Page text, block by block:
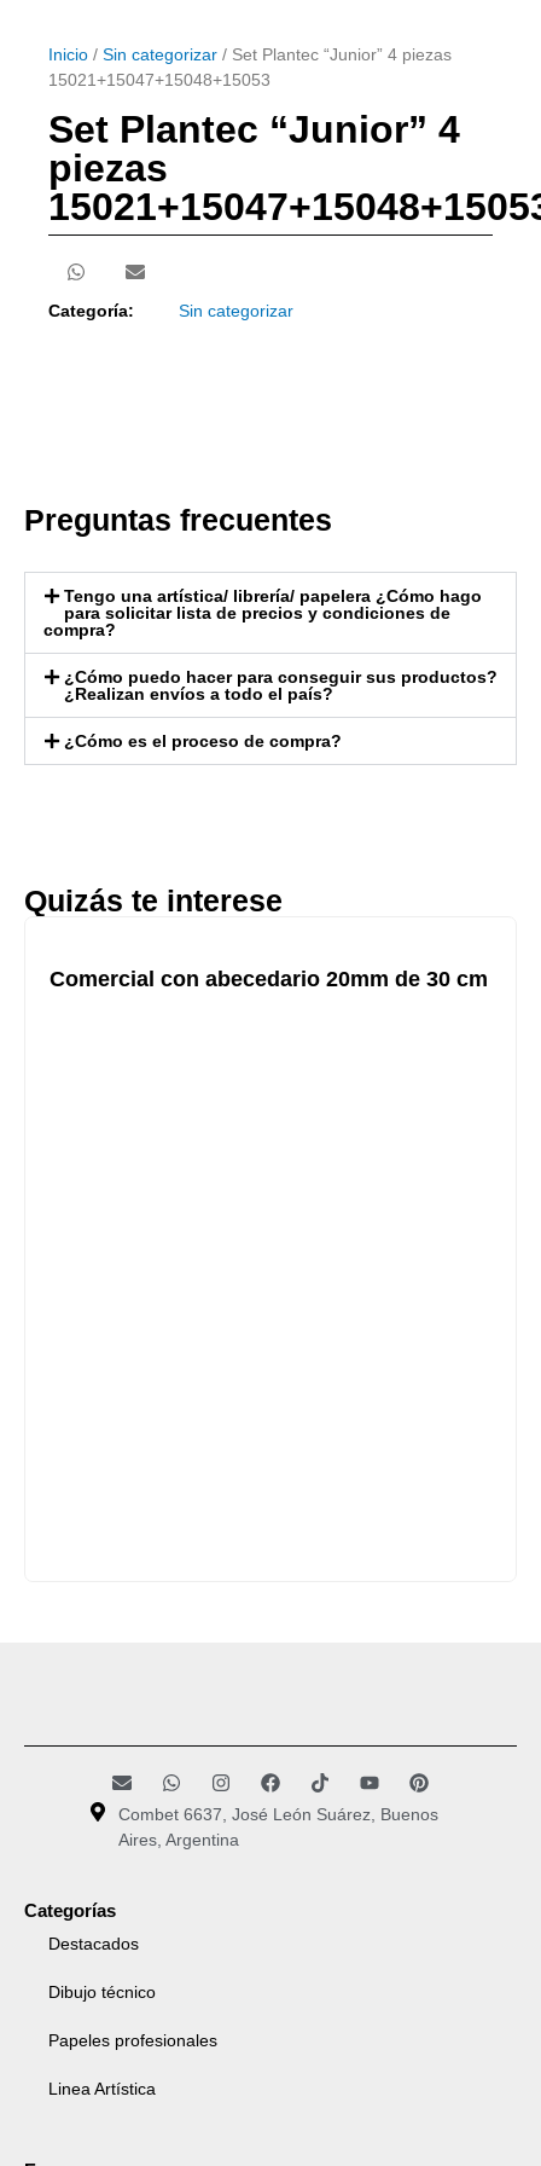
Inicio / Sin categorizar / Set Plantec “Junior” 4 piezas
15021+15047+15048+15053
Set Plantec “Junior” 4
piezas
Categoría: Sin categorizar
Preguntas frecuentes
Tengo una artística/ librería/ papelera ¿Cómo hago
para solicitar lista de precios y condiciones de
compra?
¿Cómo puedo hacer para conseguir sus productos?
¿Realizan envíos a todo el país?
¿Cómo es el proceso de compra?
Quizás te interese
Comercial con abecedario 20mm de 30 cm
Combet 6637, José León Suárez, Buenos
Aires, Argentina
Categorías
Destacados
Dibujo técnico
Papeles profesionales
Linea Artística